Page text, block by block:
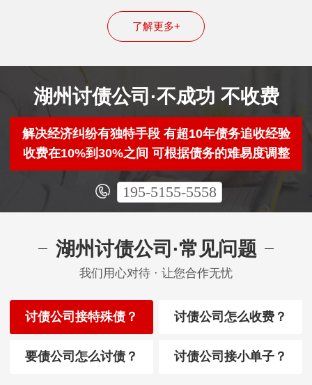
了解更多+
湖州讨债公司·不成功 不收费
解决经济纠纷有独特手段 有超10年债务追收经验
收费在10%到30%之间 可根据债务的难易度调整
195-5155-5558
湖州讨债公司·常见问题
我们用心对待 · 让您合作无忧
讨债公司接特殊债？ 讨债公司怎么收费？
要债公司怎么讨债？ 讨债公司接小单子？